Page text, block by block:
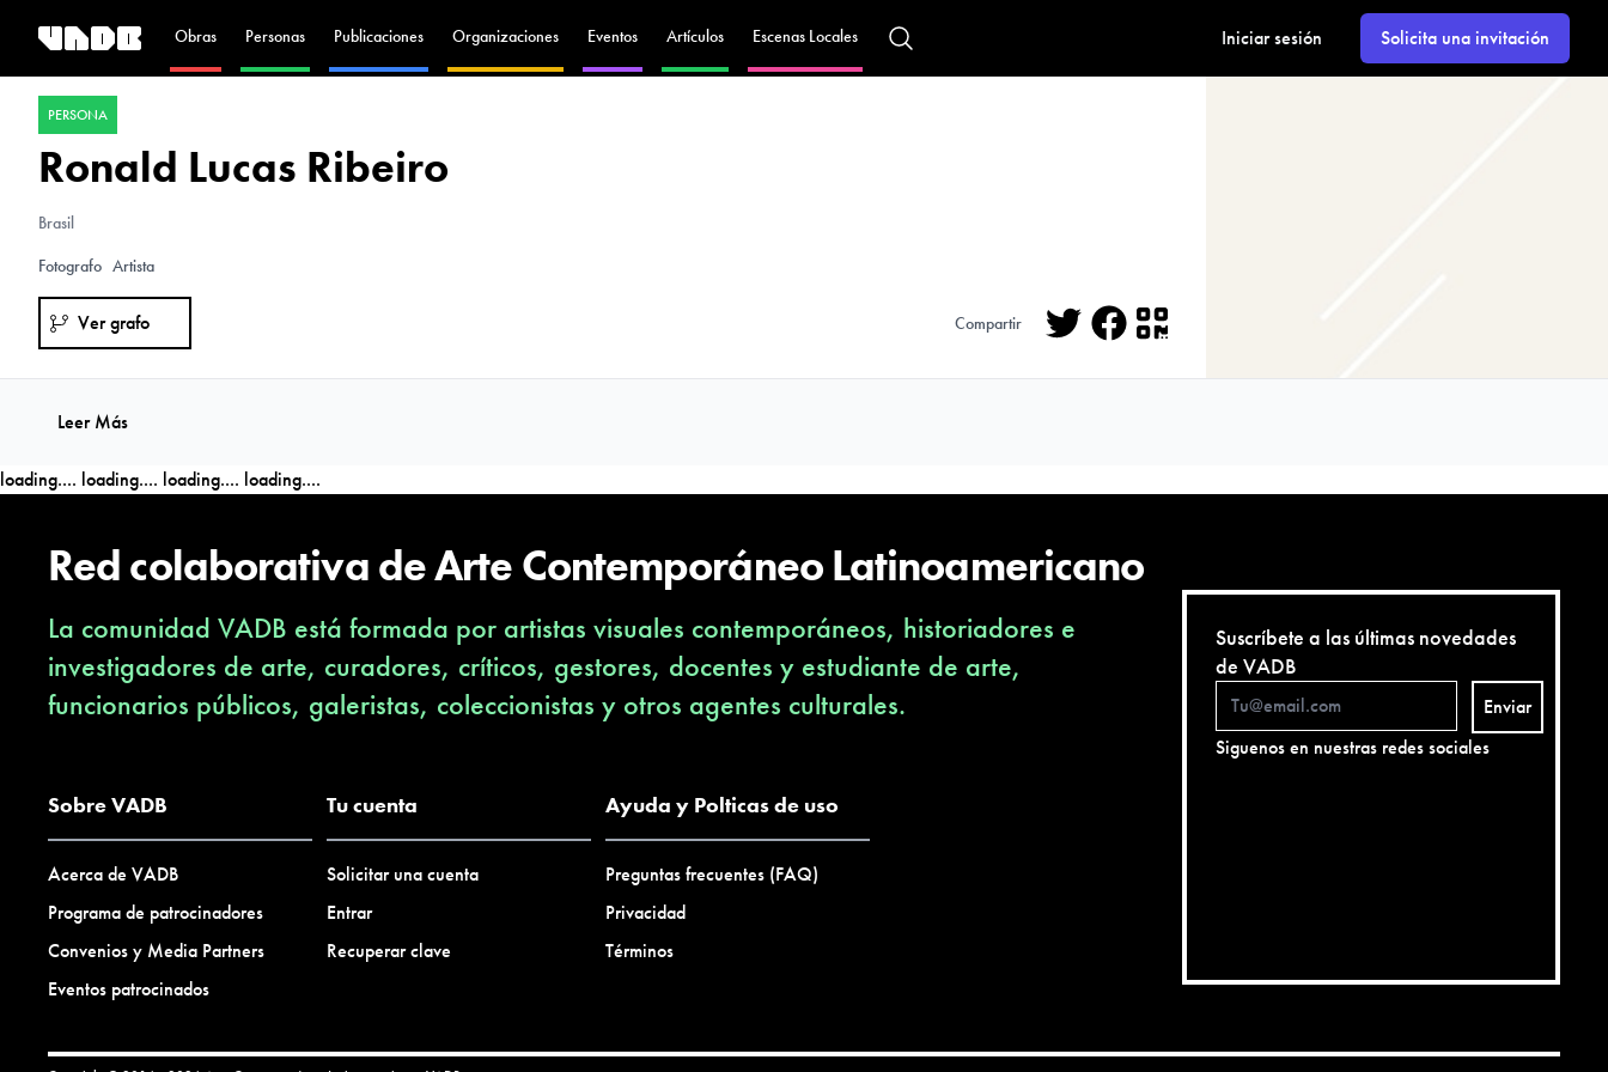
Obras Personas Publicaciones Organizaciones Eventos Artículos Escenas Locales Iniciar sesión Solicita una invitación
PERSONA
Ronald Lucas Ribeiro
Brasil
Fotografo Artista
Ver grafo Compartir
Leer Más
loading.... loading.... loading.... loading....
Red colaborativa de Arte Contemporáneo Latinoamericano
La comunidad VADB está formada por artistas visuales contemporáneos, historiadores e
investigadores de arte, curadores, críticos, gestores, docentes y estudiante de arte,
funcionarios públicos, galeristas, coleccionistas y otros agentes culturales.
Sobre VADB
Acerca de VADB
Programa de patrocinadores
Convenios y Media Partners
Eventos patrocinados
Tu cuenta
Solicitar una cuenta
Entrar
Recuperar clave
Ayuda y Polticas de uso
Preguntas frecuentes (FAQ)
Privacidad
Términos
Suscríbete a las últimas novedades
de VADB
Enviar
Siguenos en nuestras redes sociales